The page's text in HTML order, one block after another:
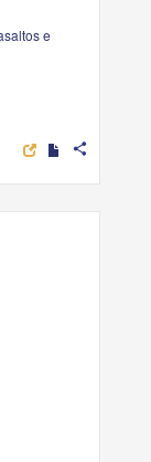
e
share